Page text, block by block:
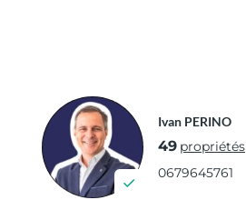
Ivan PERINO
49 propriétés
0679645761